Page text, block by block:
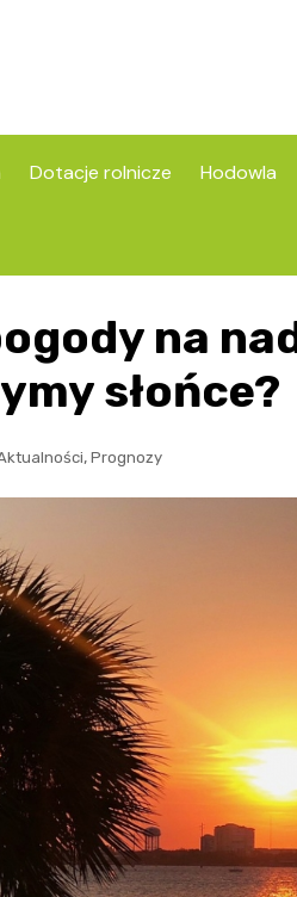
Dotacje rolnicze Hodowla
na
słońce?
, Prognozy